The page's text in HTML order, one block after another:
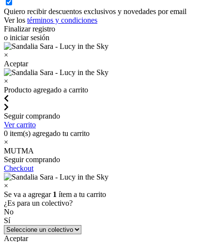
Quiero recibir descuentos exclusivos y novedades por email
Ver los términos y condiciones
Finalizar registro
o iniciar sesión
×
Aceptar
×
Producto agregado a carrito
Seguir comprando
Ver carrito
0 item(s) agregado tu carrito
×
MUTMA
Seguir comprando
Checkout
×
Se va a agregar 1 ítem a tu carrito
¿Es para un colectivo?
No
Sí
Aceptar